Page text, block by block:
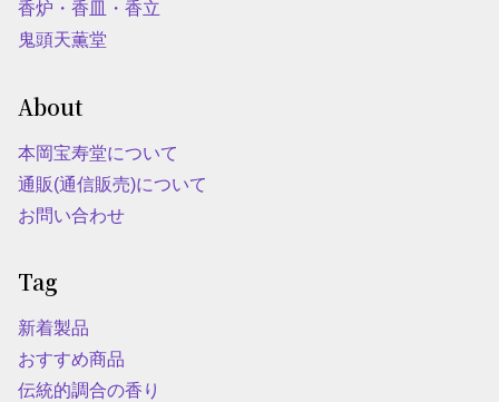
香炉・香皿・香立
鬼頭天薫堂
About
本岡宝寿堂について
通販(通信販売)について
お問い合わせ
Tag
新着製品
おすすめ商品
伝統的調合の香り